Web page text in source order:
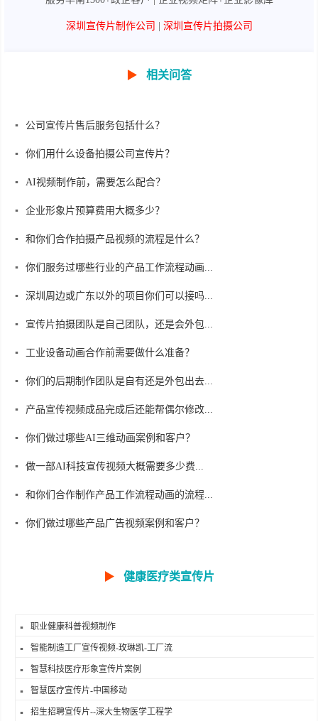
深圳宣传片制作公司 深圳宣传片拍摄公司
▶ 相关问答
公司宣传片售后服务包括什么？
你们用什么设备拍摄公司宣传片？
AI视频制作前，需要怎么配合？
企业形象片预算费用大概多少？
和你们合作拍摄产品视频的流程是什么？
你们服务过哪些行业的产品工作流程动画...
深圳周边或广东以外的项目你们可以接吗...
宣传片拍摄团队是自己团队，还是会外包...
工业设备动画合作前需要做什么准备？
你们的后期制作团队是自有还是外包出去...
产品宣传视频成品完成后还能帮偶尔修改...
你们做过哪些AI三维动画案例和客户？
做一部AI科技宣传视频大概需要多少费...
和你们合作制作产品工作流程动画的流程...
你们做过哪些产品广告视频案例和客户？
▶ 健康医疗类宣传片
职业健康科普视频制作
智能制造工厂宣传视频-玫琳凯-工厂流
智慧科技医疗形象宣传片案例
智慧医疗宣传片-中国移动
招生招聘宣传片--深大生物医学工程学